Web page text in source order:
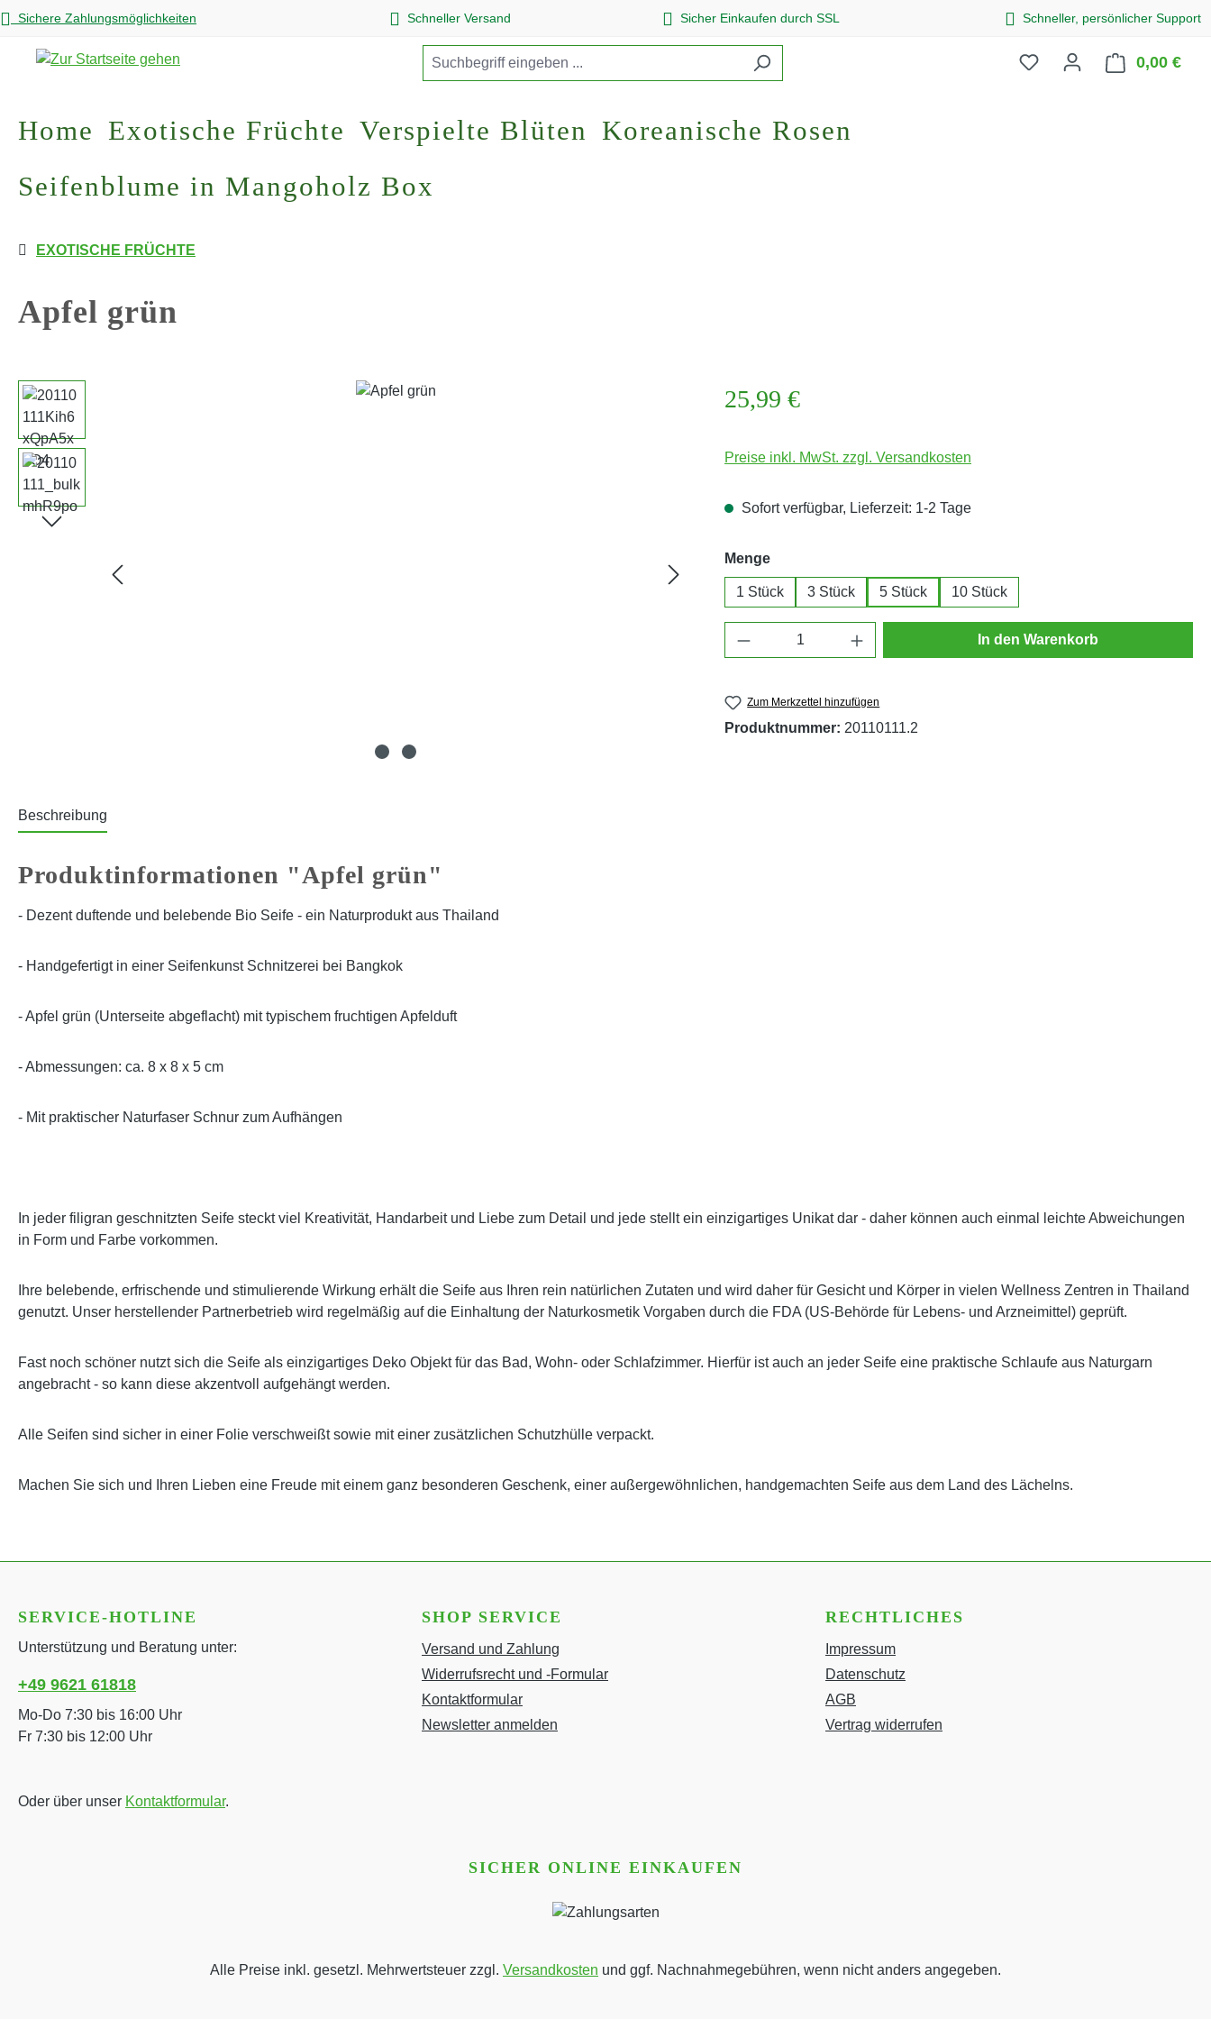
Hauptinhalt springen
Zur Suche springen
Zur Hauptnavigation springen
Sichere Zahlungsmöglichkeiten Schneller Versand Sicher Einkaufen durch SSL Schneller, persönlicher Support
0,00 €
Home Exotische Früchte Verspielte Blüten Koreanische Rosen
Seifenblume in Mangoholz Box
EXOTISCHE FRÜCHTE
Apfel grün
Bildergalerie überspringen Regulärer Preis:
25,99 €
Preise inkl. MwSt. zzgl. Versandkosten
Sofort verfügbar, Lieferzeit: 1-2 Tage
Mengeauswählen
1 Stück 3 Stück 5 Stück 10 Stück
Produkt Anzahl: Gib den gewünschten Wert ein
In den Warenkorb
Zum Merkzettel hinzufügen
Produktnummer: 20110111.2
Beschreibung
Produktinformationen "Apfel grün"
- Dezent duftende und belebende Bio Seife - ein Naturprodukt aus Thailand
- Handgefertigt in einer Seifenkunst Schnitzerei bei Bangkok
- Apfel grün (Unterseite abgeflacht) mit typischem fruchtigen Apfelduft
- Abmessungen: ca. 8 x 8 x 5 cm
- Mit praktischer Naturfaser Schnur zum Aufhängen
In jeder filigran geschnitzten Seife steckt viel Kreativität, Handarbeit und Liebe zum Detail und jede stellt ein einzigartiges Unikat dar - daher können auch einmal leichte Abweichungen
in Form und Farbe vorkommen.
Ihre belebende, erfrischende und stimulierende Wirkung erhält die Seife aus Ihren rein natürlichen Zutaten und wird daher für Gesicht und Körper in vielen Wellness Zentren in Thailand
genutzt. Unser herstellender Partnerbetrieb wird regelmäßig auf die Einhaltung der Naturkosmetik Vorgaben durch die FDA (US-Behörde für Lebens- und Arzneimittel) geprüft.
Fast noch schöner nutzt sich die Seife als einzigartiges Deko Objekt für das Bad, Wohn- oder Schlafzimmer. Hierfür ist auch an jeder Seife eine praktische Schlaufe aus Naturgarn
angebracht - so kann diese akzentvoll aufgehängt werden.
Alle Seifen sind sicher in einer Folie verschweißt sowie mit einer zusätzlichen Schutzhülle verpackt.
Machen Sie sich und Ihren Lieben eine Freude mit einem ganz besonderen Geschenk, einer außergewöhnlichen, handgemachten Seife aus dem Land des Lächelns.
SERVICE-HOTLINE
Unterstützung und Beratung unter:
+49 9621 61818
Mo-Do 7:30 bis 16:00 Uhr
Fr 7:30 bis 12:00 Uhr
Oder über unser Kontaktformular.
SHOP SERVICE
Versand und Zahlung
Widerrufsrecht und -Formular
Kontaktformular
Newsletter anmelden
RECHTLICHES
Impressum
Datenschutz
AGB
Vertrag widerrufen
SICHER ONLINE EINKAUFEN
Alle Preise inkl. gesetzl. Mehrwertsteuer zzgl. Versandkosten und ggf. Nachnahmegebühren, wenn nicht anders angegeben.